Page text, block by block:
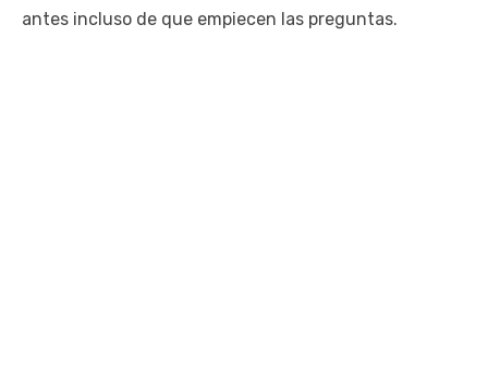
antes incluso de que empiecen las preguntas.